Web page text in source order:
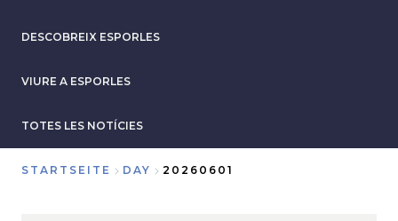
DESCOBREIX ESPORLES
VIURE A ESPORLES
TOTES LES NOTÍCIES
STARTSEITE DAY 20260601